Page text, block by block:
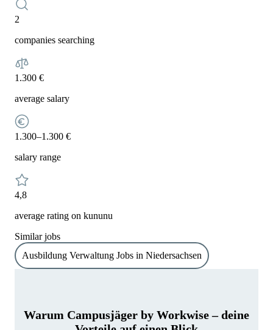
2
companies searching
1.300 €
average salary
1.300–1.300 €
salary range
4,8
average rating on kununu
Similar jobs
Ausbildung Verwaltung Jobs in Niedersachsen
Warum Campusjäger by Workwise – deine